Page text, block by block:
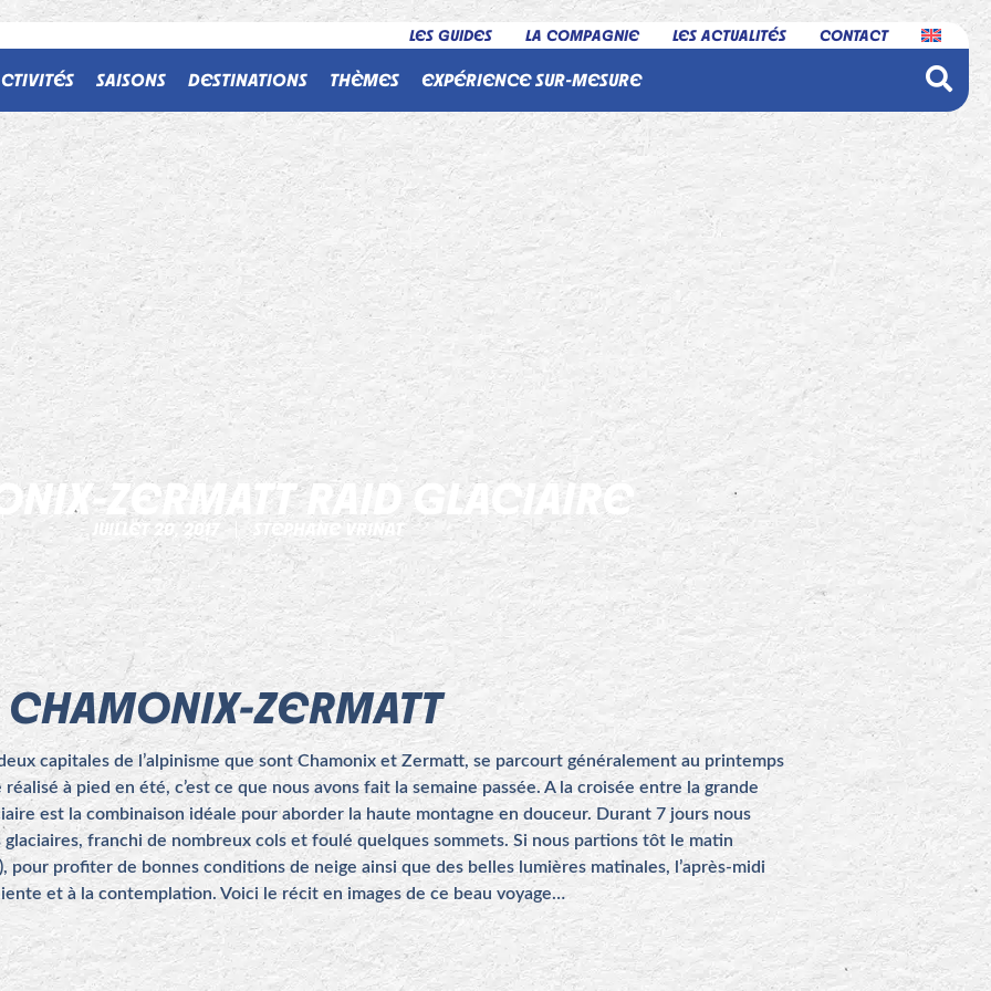
LES GUIDES LA COMPAGNIE LES ACTUALITÉS CONTACT
SAISONS DESTINATIONS THÈMES EXPÉRIENCE SUR-MESURE
ZERMATT RAID GLACIAIRE
JUILLET 20, 2017 STEPHANE VRINAT
ZERMATT
capitales de l’alpinisme que sont Chamonix et Zermatt, se parcourt généralement au printemps
à pied en été, c’est ce que nous avons fait la semaine passée.A la croisée entre la grande
est la combinaison idéale pour aborder la haute montagne en douceur. Durant 7 jours nous
franchi de nombreux cols et foulé quelques sommets. Si nous partions tôt le matin
pour profiter de bonnes conditions de neige ainsi que des belles lumières matinales, l’après-midi
et à la contemplation. Voici le récit en images de ce beau voyage…